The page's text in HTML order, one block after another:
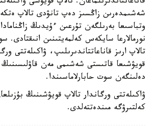
شەشىمدەرىن زاڭسىز دەپ تانۋدى تالاپ
وتباسىعا بەرىلگەن تۇرعىن ءۇيدىڭ
نورمالارعا سايكەس كەلمەيتىنىن
تالاپ ارىز قاناعاتتاندىرىلىپ، ۋاكىلەتتى
قويۋشىعا قاتىستى شەشىمى مەن
دەلىنگەن سوت حابارلاماسىندا.
ۋاكىلەتتى ورگاندار تالاپ قويۋشىنىڭ
كەلتىرۋگە مىندەتتەلدى.